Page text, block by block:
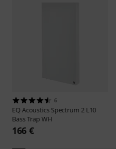
6
EQ Acoustics Spectrum 2 L10
Bass Trap WH
166 €